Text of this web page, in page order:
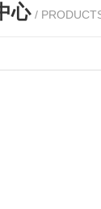
心 /